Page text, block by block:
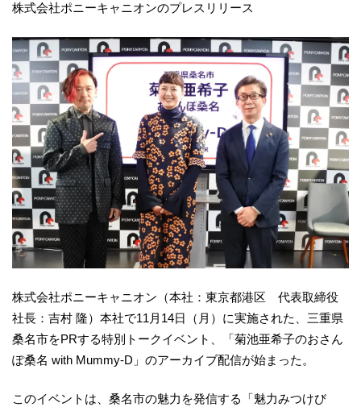
株式会社ポニーキャニオンのプレスリリース
株式会社ポニーキャニオン（本社：東京都港区 代表取締役
社長：吉村 隆）本社で11月14日（月）に実施された、三重県
桑名市をPRする特別トークイベント、「菊池亜希子のおさん
ぽ桑名 with Mummy-D」のアーカイブ配信が始まった。
このイベントは、桑名市の魅力を発信する「魅力みつけび